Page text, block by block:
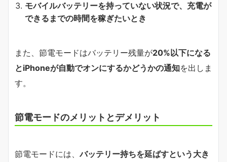
モバイルバッテリーを持っていない状況で、充電が
できるまでの時間を稼ぎたいとき
また、節電モードはバッテリー残量が20%以下になる
とiPhoneが自動でオンにするかどうかの通知を出しま
す。
節電モードのメリットとデメリット
節電モードには、バッテリー持ちを延ばすという大き